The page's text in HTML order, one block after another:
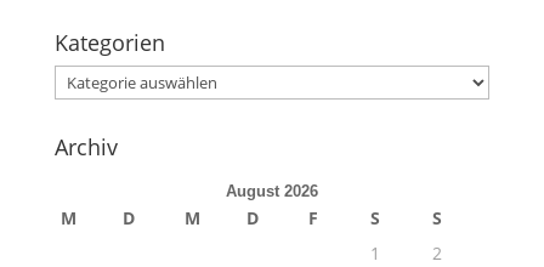
Kategorien
Kategorien
Archiv
August 2026
M D M D F S
S
1
2